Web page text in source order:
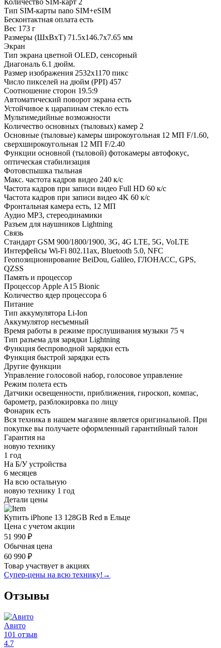
Тип SIM-карты nano SIM+eSIM
Бесконтактная оплата есть
Вес 173 г
Размеры (ШxВxТ) 71.5x146.7x7.65 мм
Экран
Тип экрана цветной OLED, сенсорный
Диагональ 6.1 дюйм.
Размер изображения 2532x1170 пикс
Число пикселей на дюйм (PPI) 457
Соотношение сторон 19.5:9
Автоматический поворот экрана есть
Устойчивое к царапинам стекло есть
Мультимедийные возможности
Количество основных (тыловых) камер 2
Основные (тыловые) камеры широкоугольная 12 МП F/1.60,
сверхширокоугольная 12 МП F/2.40
Функции основной (тыловой) фотокамеры автофокус,
оптическая стабилизация
Фотовспышка тыльная
Макс. частота кадров видео 240 к/с
Частота кадров при записи видео Full HD 60 к/c
Частота кадров при записи видео 4K 60 к/c
Фронтальная камера есть, 12 МП
Аудио MP3, стереодинамики
Разъем для наушников Lightning
Связь
Стандарт GSM 900/1800/1900, 3G, 4G LTE, 5G, VoLTE
Интерфейсы Wi-Fi 802.11ax, Bluetooth 5.0, NFC
Геопозиционирование BeiDou, Galileo, ГЛОНАСС, GPS,
QZSS
Память и процессор
Процессор Apple A15 Bionic
Количество ядер процессора 6
Питание
Тип аккумулятора Li-Ion
Аккумулятор несъемный
Время работы в режиме прослушивания музыки 75 ч
Тип разъема для зарядки Lightning
Функция беспроводной зарядки есть
Функция быстрой зарядки есть
Другие функции
Управление голосовой набор, голосовое управление
Режим полета есть
Датчики освещенности, приближения, гироскоп, компас,
барометр, разблокировка по лицу
Фонарик есть
Вся техника в нашем магазине является оригинальной. При
покупке вы получаете оформленный гарантийный талон
Гарантия на
новую технику
1 год
На Б/У устройства
6 месяцев
На всю остальную
новую технику 1 год
Детали цены
Купить iPhone 13 128GB Red в Ельце
Цена с учетом акции
51 990 ₽
Обычная цена
60 990 ₽
Товар участвует в акциях
Супер-цены на всю технику! →
Отзывы
Авито
101 отзыв
4.7